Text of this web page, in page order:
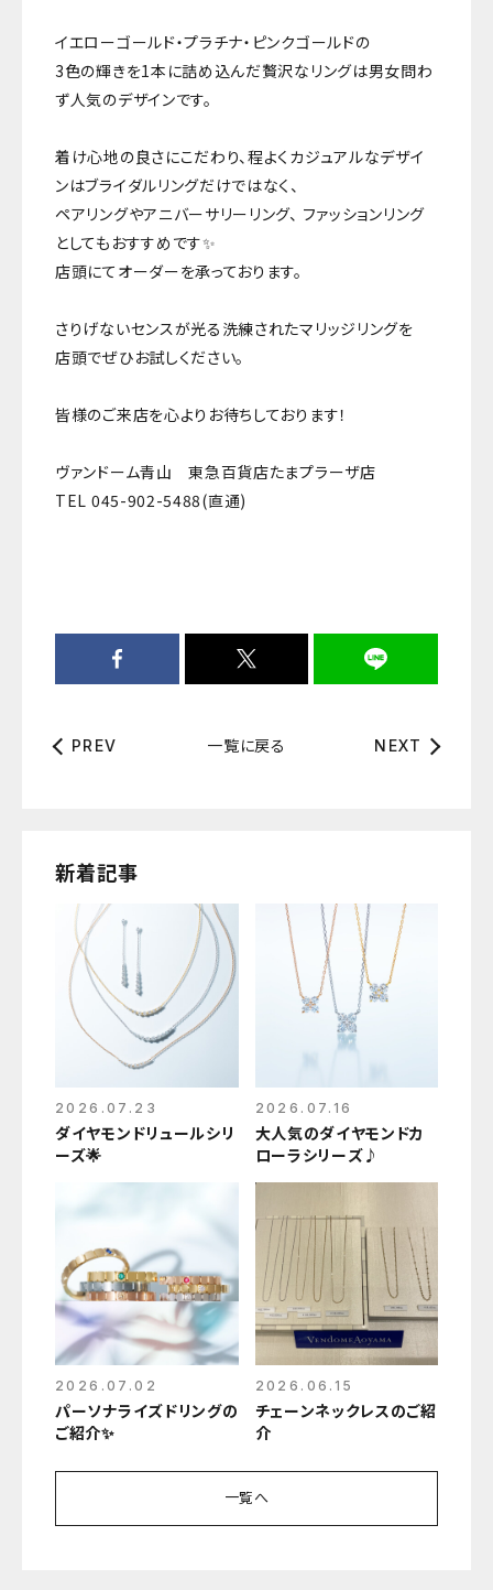
イエローゴールド・プラチナ・ピンクゴールドの
3色の輝きを1本に詰め込んだ贅沢なリングは男女問わ
ず人気のデザインです。
着け心地の良さにこだわり、程よくカジュアルなデザイ
ンはブライダルリングだけではなく、
ペアリングやアニバーサリーリング、 ファッションリング
としてもおすすめです✨
店頭にてオーダーを承っております。
さりげないセンスが光る洗練されたマリッジリングを
店頭でぜひお試しください。
皆様のご来店を心よりお待ちしております！
ヴァンドーム青山 東急百貨店たまプラーザ店
TEL 045-902-5488(直通)
PREV 一覧に戻る NEXT
新着記事
2026.07.23
ダイヤモンドリュールシリ
ーズ🌟
2026.07.16
大人気のダイヤモンドカ
ローラシリーズ♪
2026.07.02
パーソナライズドリングの
ご紹介✨
2026.06.15
チェーンネックレスのご紹
介
一覧へ